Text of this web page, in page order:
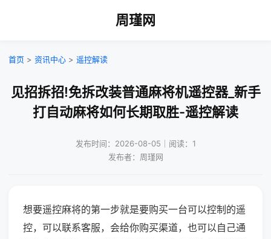
周瑾网
首页 > 资讯中心 > 遥控解读
见招拆招!免拆改装普通麻将机遥控器_新手
打自动麻将如何长期取胜-遥控解读
发布时间：2026-08-05｜阅读：1
发布者：周瑾网
想要遥控麻将的第一步就是要购买一台可以控制的遥
控，可以联系客服，会给你购买渠道，也可以自己通